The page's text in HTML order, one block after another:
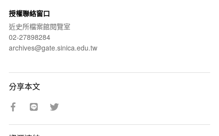
授權聯絡窗口
近史所檔案館閱覽室
02-27898284
archives@gate.sinica.edu.tw
分享本文